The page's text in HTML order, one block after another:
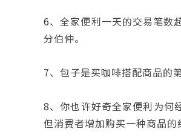
6、全家便利一天的交易笔数
分伯仲。
7、包子是买咖啡搭配商品的
8、你也许好奇全家便利为何
但消费者增加购买一种商品的